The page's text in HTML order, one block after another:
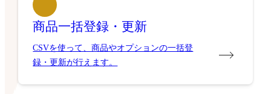
商品一括登録・更新
CSVを使って、商品やオプションの一括登
録・更新が行えます。